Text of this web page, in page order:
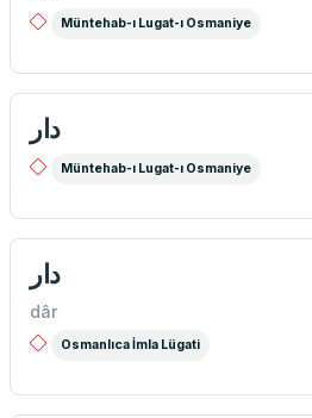
Müntehab-ı Lugat-ı Osmaniye
دار
Müntehab-ı Lugat-ı Osmaniye
دار
dâr
Osmanlıca İmla Lügati